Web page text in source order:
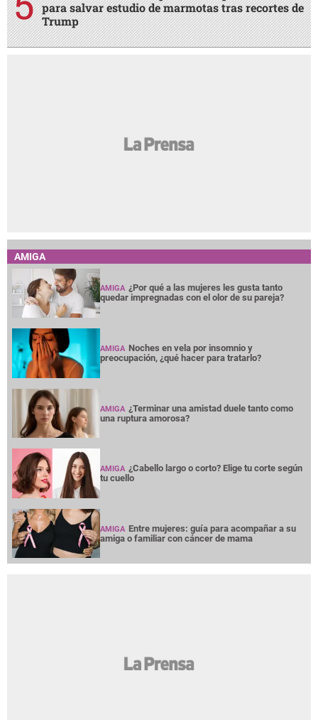
para salvar estudio de marmotas tras recortes de
Trump
AMIGA
AMIGA ¿Por qué a las mujeres les gusta tanto
quedar impregnadas con el olor de su pareja?
AMIGA Noches en vela por insomnio y
preocupación, ¿qué hacer para tratarlo?
AMIGA ¿Terminar una amistad duele tanto como
una ruptura amorosa?
AMIGA ¿Cabello largo o corto? Elige tu corte según
tu cuello
AMIGA Entre mujeres: guía para acompañar a su
amiga o familiar con cáncer de mama